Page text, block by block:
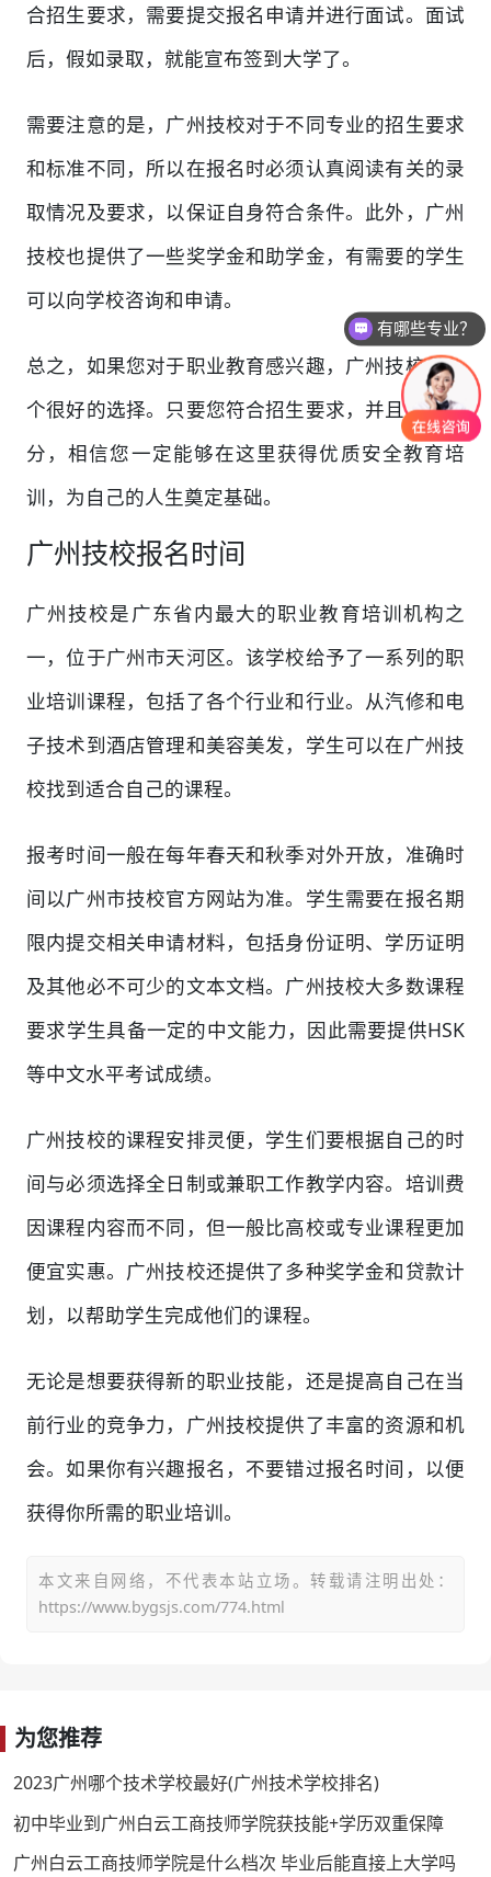
合招生要求，需要提交报名申请并进行面试。面试
后，假如录取，就能宣布签到大学了。
需要注意的是，广州技校对于不同专业的招生要求
和标准不同，所以在报名时必须认真阅读有关的录
取情况及要求，以保证自身符合条件。此外，广州
技校也提供了一些奖学金和助学金，有需要的学生
可以向学校咨询和申请。
总之，如果您对于职业教育感兴趣，广州技校是一
个很好的选择。只要您符合招生要求，并且准备充
分，相信您一定能够在这里获得优质安全教育培
训，为自己的人生奠定基础。
广州技校报名时间
广州技校是广东省内最大的职业教育培训机构之
一，位于广州市天河区。该学校给予了一系列的职
业培训课程，包括了各个行业和行业。从汽修和电
子技术到酒店管理和美容美发，学生可以在广州技
校找到适合自己的课程。
报考时间一般在每年春天和秋季对外开放，准确时
间以广州市技校官方网站为准。学生需要在报名期
限内提交相关申请材料，包括身份证明、学历证明
及其他必不可少的文本文档。广州技校大多数课程
要求学生具备一定的中文能力，因此需要提供HSK
等中文水平考试成绩。
广州技校的课程安排灵便，学生们要根据自己的时
间与必须选择全日制或兼职工作教学内容。培训费
因课程内容而不同，但一般比高校或专业课程更加
便宜实惠。广州技校还提供了多种奖学金和贷款计
划，以帮助学生完成他们的课程。
无论是想要获得新的职业技能，还是提高自己在当
前行业的竞争力，广州技校提供了丰富的资源和机
会。如果你有兴趣报名，不要错过报名时间，以便
获得你所需的职业培训。
本文来自网络，不代表本站立场。转载请注明出处：
https://www.bygsjs.com/774.html
为您推荐
2023广州哪个技术学校最好(广州技术学校排名)
初中毕业到广州白云工商技师学院获技能+学历双重保障
广州白云工商技师学院是什么档次 毕业后能直接上大学吗
有哪些专业？